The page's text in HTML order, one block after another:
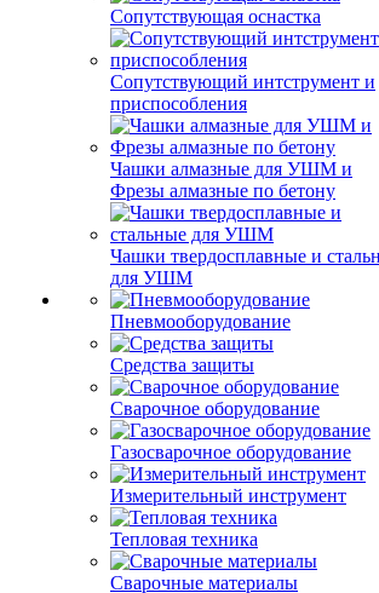
Сопутствующая оснастка
Сопутствующий интструмент и
приспособления
Чашки алмазные для УШМ и
Фрезы алмазные по бетону
Чашки твердосплавные и
для УШМ
Пневмооборудование
Средства защиты
Сварочное оборудование
Газосварочное оборудование
Измерительный инструмент
Тепловая техника
Сварочные материалы